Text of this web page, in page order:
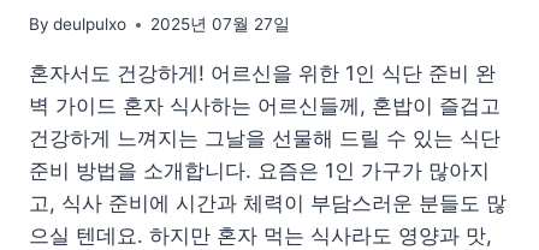
By deulpulxo 2025년 07월 27일
혼자서도 건강하게! 어르신을 위한 1인 식단 준비 완
벽 가이드 혼자 식사하는 어르신들께, 혼밥이 즐겁고
건강하게 느껴지는 그날을 선물해 드릴 수 있는 식단
준비 방법을 소개합니다. 요즘은 1인 가구가 많아지
고, 식사 준비에 시간과 체력이 부담스러운 분들도 많
으실 텐데요. 하지만 혼자 먹는 식사라도 영양과 맛,